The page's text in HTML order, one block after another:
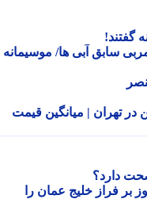
سرمربی سابق آبی ها/ موسیمانه با
| میانگین قیمت
فراز خلیج عمان را